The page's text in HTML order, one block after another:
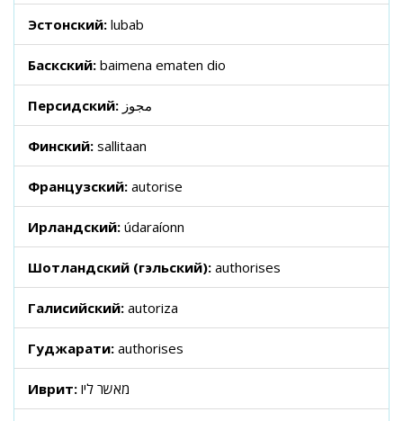
Эстонский: lubab
Баскский: baimena ematen dio
Персидский: مجوز
Финский: sallitaan
Французский: autorise
Ирландский: údaraíonn
Шотландский (гэльский): authorises
Галисийский: autoriza
Гуджарати: authorises
Иврит: מאשר ליו